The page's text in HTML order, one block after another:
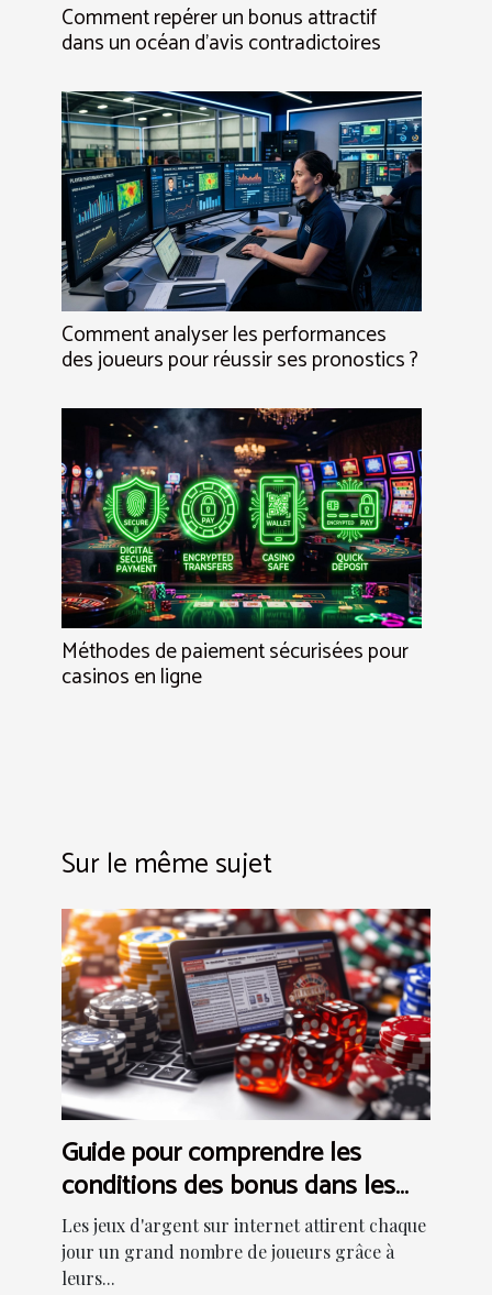
Comment repérer un bonus attractif
dans un océan d'avis contradictoires
Comment analyser les performances
des joueurs pour réussir ses pronostics ?
Méthodes de paiement sécurisées pour
casinos en ligne
Sur le même sujet
Guide pour comprendre les
conditions des bonus dans les
jeux d'argent sur internet
Les jeux d'argent sur internet attirent chaque
jour un grand nombre de joueurs grâce à
leurs...